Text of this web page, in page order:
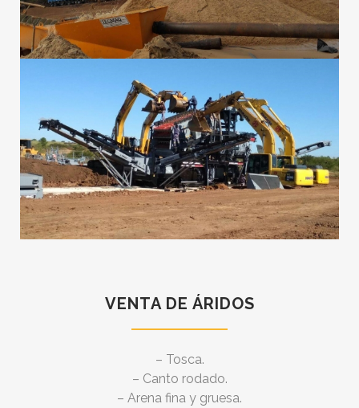
VENTA DE ÁRIDOS
– Tosca.
– Canto rodado.
– Arena fina y gruesa.